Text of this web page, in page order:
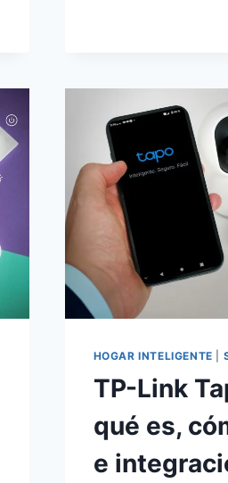
ARMARIO
GRATIS
HOGAR INTELIGENTE
TP-Link
qué es,
e